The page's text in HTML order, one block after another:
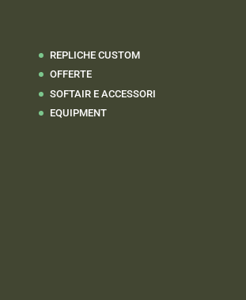
REPLICHE CUSTOM
OFFERTE
SOFTAIR E ACCESSORI
EQUIPMENT